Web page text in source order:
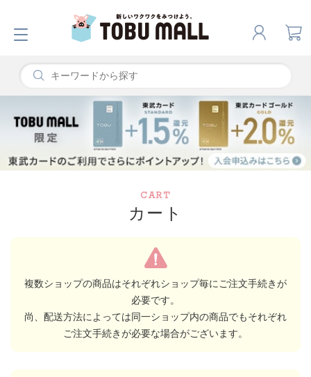
CART
カート
複数ショップの商品はそれぞれショップ毎にご注文手続きが
必要です。
尚、配送方法によっては同一ショップ内の商品でもそれぞれ
ご注文手続きが必要な場合がございます。